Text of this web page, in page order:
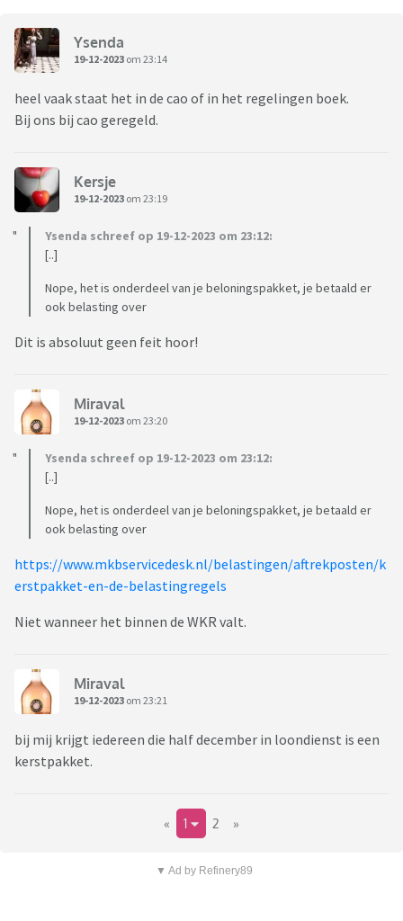
Ysenda
19-12-2023 om 23:14
heel vaak staat het in de cao of in het regelingen boek.
Bij ons bij cao geregeld.
Kersje
19-12-2023 om 23:19
Ysenda schreef op 19-12-2023 om 23:12:
[..]
Nope, het is onderdeel van je beloningspakket, je betaald er
ook belasting over
Dit is absoluut geen feit hoor!
Miraval
19-12-2023 om 23:20
Ysenda schreef op 19-12-2023 om 23:12:
[..]
Nope, het is onderdeel van je beloningspakket, je betaald er
ook belasting over
https://www.mkbservicedesk.nl/belastingen/aftrekposten/k
erstpakket-en-de-belastingregels
Niet wanneer het binnen de WKR valt.
Miraval
19-12-2023 om 23:21
bij mij krijgt iedereen die half december in loondienst is een
kerstpakket.
« 1 2 »
▼ Ad by Refinery89